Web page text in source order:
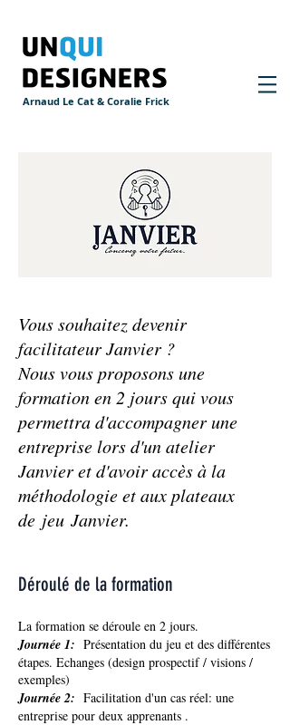
Arnaud Le Cat & Coralie Frick
Vous souhaitez devenir
facilitateur Janvier ?
Nous vous proposons une
formation en 2 jours qui vous
permettra d'accompagner une
entreprise lors d'un atelier
Janvier et d'avoir accès à la
méthodologie et aux plateaux
de jeu Janvier.
Déroulé de la formation
La formation se déroule en 2 jours.
Journée 1: Présentation du jeu et des différentes
étapes. Echanges (design prospectif / visions /
exemples)
Journée 2: Facilitation d'un cas réel: une
entreprise pour deux apprenants .